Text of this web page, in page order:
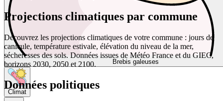
Brebis galeuses
Climat
Projections climatiques par commune
Découvrez les projections climatiques de votre commune : jours de
canicule, température estivale, élévation du niveau de la mer,
sécheresses des sols. Données issues de Météo France et du GIEC,
horizons 2030, 2050 et 2100.
Données politiques